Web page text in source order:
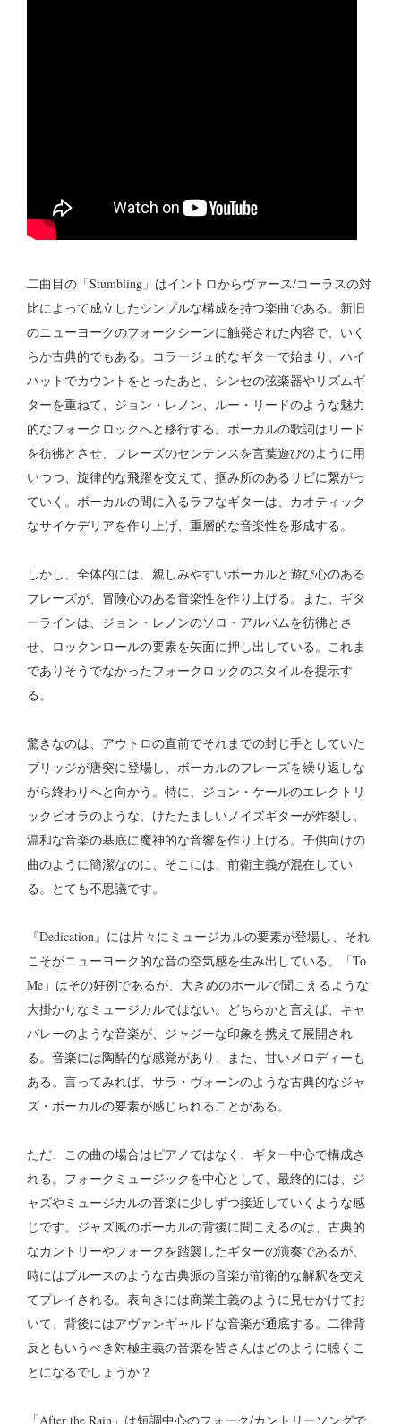
二曲目の「Stumbling」はイントロからヴァース/コーラスの対
比によって成立したシンプルな構成を持つ楽曲である。新旧
のニューヨークのフォークシーンに触発された内容で、いく
らか古典的でもある。コラージュ的なギターで始まり、ハイ
ハットでカウントをとったあと、シンセの弦楽器やリズムギ
ターを重ねて、ジョン・レノン、ルー・リードのような魅力
的なフォークロックへと移行する。ボーカルの歌詞はリード
を彷彿とさせ、フレーズのセンテンスを言葉遊びのように用
いつつ、旋律的な飛躍を交えて、掴み所のあるサビに繋がっ
ていく。ボーカルの間に入るラフなギターは、カオティック
なサイケデリアを作り上げ、重層的な音楽性を形成する。
しかし、全体的には、親しみやすいボーカルと遊び心のある
フレーズが、冒険心のある音楽性を作り上げる。また、ギタ
ーラインは、ジョン・レノンのソロ・アルバムを彷彿とさ
せ、ロックンロールの要素を矢面に押し出している。これま
でありそうでなかったフォークロックのスタイルを提示す
る。
驚きなのは、アウトロの直前でそれまでの封じ手としていた
ブリッジが唐突に登場し、ボーカルのフレーズを繰り返しな
がら終わりへと向かう。特に、ジョン・ケールのエレクトリ
ックビオラのような、けたたましいノイズギターが炸裂し、
温和な音楽の基底に魔神的な音響を作り上げる。子供向けの
曲のように簡潔なのに、そこには、前衛主義が混在してい
る。とても不思議です。
『Dedication』には片々にミュージカルの要素が登場し、それ
こそがニューヨーク的な音の空気感を生み出している。「To
Me」はその好例であるが、大きめのホールで聞こえるような
大掛かりなミュージカルではない。どちらかと言えば、キャ
バレーのような音楽が、ジャジーな印象を携えて展開され
る。音楽には陶酔的な感覚があり、また、甘いメロディーも
ある。言ってみれば、サラ・ヴォーンのような古典的なジャ
ズ・ボーカルの要素が感じられることがある。
ただ、この曲の場合はピアノではなく、ギター中心で構成さ
れる。フォークミュージックを中心として、最終的には、ジ
ャズやミュージカルの音楽に少しずつ接近していくような感
じです。ジャズ風のボーカルの背後に聞こえるのは、古典的
なカントリーやフォークを踏襲したギターの演奏であるが、
時にはブルースのような古典派の音楽が前衛的な解釈を交え
てプレイされる。表向きには商業主義のように見せかけてお
いて、背後にはアヴァンギャルドな音楽が通底する。二律背
反ともいうべき対極主義の音楽を皆さんはどのように聴くこ
とになるでしょうか？
「After the Rain」は短調中心のフォーク/カントリーソングで